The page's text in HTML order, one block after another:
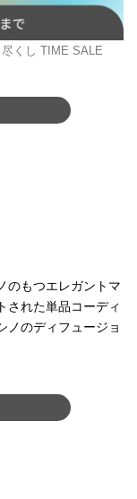
くし TIME SALE
のもつエレガントマ
された単品コーディ
ノのディフュージョ